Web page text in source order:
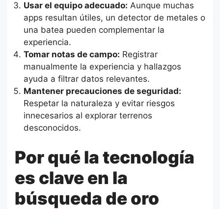
Usar el equipo adecuado: Aunque muchas
apps resultan útiles, un detector de metales o
una batea pueden complementar la
experiencia.
Tomar notas de campo: Registrar
manualmente la experiencia y hallazgos
ayuda a filtrar datos relevantes.
Mantener precauciones de seguridad:
Respetar la naturaleza y evitar riesgos
innecesarios al explorar terrenos
desconocidos.
Por qué la tecnología
es clave en la
búsqueda de oro